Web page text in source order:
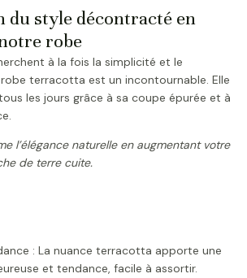
du style décontracté en
robe
à la fois la simplicité et le
terracotta est un incontournable. Elle
les jours grâce à sa coupe épurée et à
l’élégance naturelle en augmentant votre
de terre cuite.
: La nuance terracotta apporte une
et tendance, facile à assortir.